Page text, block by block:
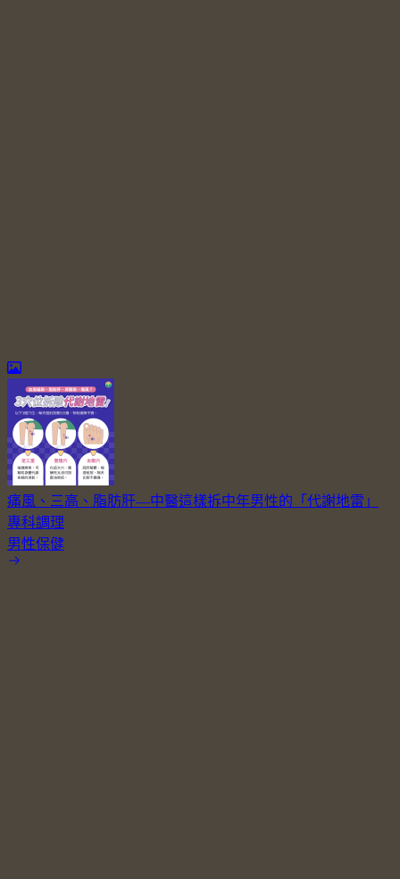
痛風、三高、脂肪肝—中醫這樣拆中年男性的「代謝地雷」
專科調理
男性保健